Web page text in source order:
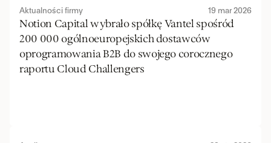
Aktualności firmy 19 mar 2026
Notion Capital wybrało spółkę Vantel spośród
200 000 ogólnoeuropejskich dostawców
oprogramowania B2B do swojego corocznego
raportu Cloud Challengers